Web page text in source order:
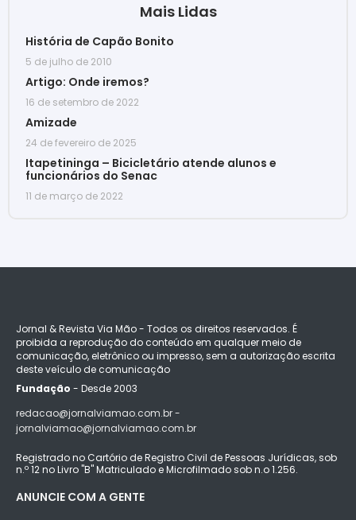
Mais Lidas
História de Capão Bonito
5 de julho de 2010
Artigo: Onde iremos?
16 de setembro de 2022
Amizade
24 de fevereiro de 2025
Itapetininga – Bicicletário atende alunos e
funcionários do Senac
11 de março de 2022
Jornal & Revista Via Mão - Todos os direitos reservados. É
proibida a reprodução do conteúdo em qualquer meio de
comunicação, eletrônico ou impresso, sem a autorização escrita
deste veículo de comunicação
Fundação - Desde 2003
redacao@jornalviamao.com.br -
jornalviamao@jornalviamao.com.br
Registrado no Cartório de Registro Civil de Pessoas Jurídicas, sob
n.º 12 no Livro "B" Matriculado e Microfilmado sob n.o 1.256.
ANUNCIE COM A GENTE